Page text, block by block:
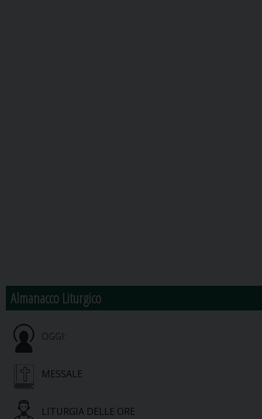
Almanacco Liturgico
OGGI:
MESSALE
LITURGIA DELLE ORE